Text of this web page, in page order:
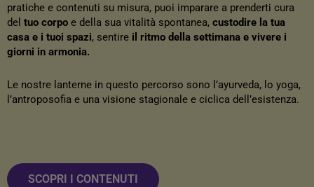
pratiche e contenuti su misura, puoi imparare a prenderti cura
del tuo corpo e della sua vitalità spontanea, custodire la tua
casa e i tuoi spazi, sentire il ritmo della settimana e vivere i
giorni in armonia.
Le nostre lanterne in questo percorso sono l’ayurveda, lo yoga,
l’antroposofia e una visione stagionale e ciclica dell’esistenza.
SCOPRI I CONTENUTI